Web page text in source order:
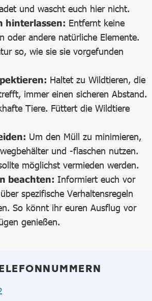
und wascht euch hier nicht.
hinterlassen: Entfernt keine
oder andere natürliche Elemente.
so, wie sie sie vorgefunden
Haltet zu Wildtieren, die
immer einen sicheren Abstand.
Tiere. Füttert die Wildtiere
Um den Müll zu minimieren,
und -flaschen nutzen.
möglichst vermieden werden.
beachten: Informiert euch vor
spezifische Verhaltensregeln
So könnt ihr euren Ausflug vor
genießen.